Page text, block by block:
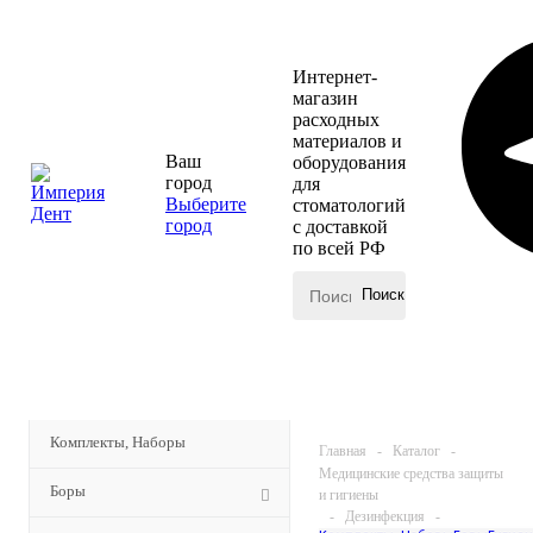
Ваш
город
Выберите
город
Интернет-
магазин
расходных
материалов и
оборудования
для
стоматологий
с доставкой
по всей РФ
Комплекты, Наборы
Боры
Главная - Каталог
-
Медицинские средства защиты
и гигиены
- Дезинфекция
-